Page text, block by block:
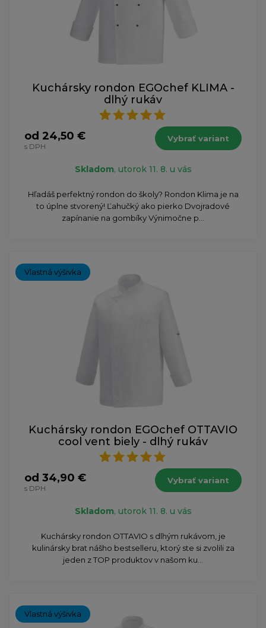
Kuchársky rondon EGOchef KLIMA -
dlhý rukáv
od 24,50 €
s DPH
Vybrať variant
Skladom, utorok 11. 8. u vás
Hľadáš perfektný rondon do školy? Rondon Klima je na
to úplne stvorený! Ľahučký ako pierko Dvojradové
zapínanie na gombíky Výnimočne p...
Vlastná výšivka
Kuchársky rondon EGOchef OTTAVIO
cool vent biely - dlhý rukáv
od 34,90 €
s DPH
Vybrať variant
Skladom, utorok 11. 8. u vás
​Kuchársky rondon OTTAVIO s dlhým rukávom, je
kulinársky brat nášho bestselleru, ktorý ste si zvolili za
jeden z TOP produktov v našom ku...
Vlastná výšivka